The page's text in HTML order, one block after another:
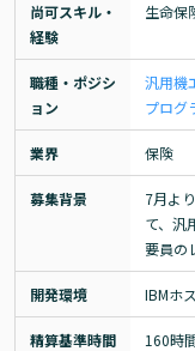
尚可スキル・
経験
生命保
職種・ポジシ
ョン
汎用機
プログ
業界 保険
募集背景
7月よ
て、汎
要員の
開発環境 IBMホ
精算基準時間 160時